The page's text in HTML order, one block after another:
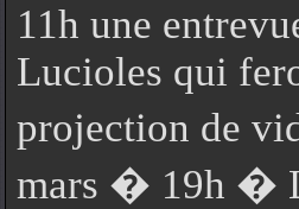
11h une
Lucioles qui
projection de
mars � 19h